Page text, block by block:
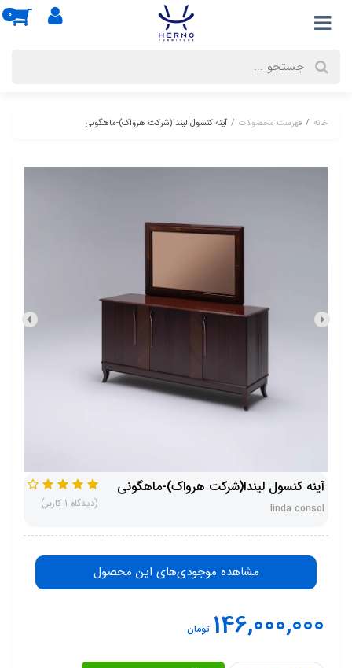
0
خانه فهرست محصولات آینه کنسول لیندا(شرکت هرواک)-ماهگونی
آینه کنسول لیندا(شرکت هرواک)-ماهگونی
linda consol (دیدگاه 1 کاربر)
مشاهده موجودی‌های این محصول
146,000,000 تومان